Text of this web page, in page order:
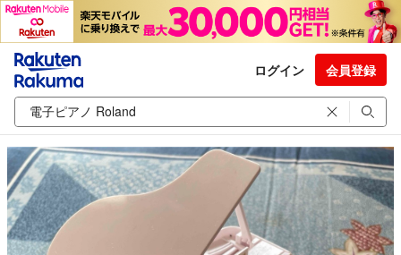
ログイン 会員登録